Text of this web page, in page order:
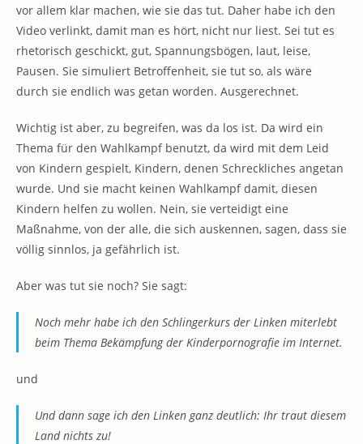
vor allem klar machen, wie sie das tut. Daher habe ich den
Video verlinkt, damit man es hört, nicht nur liest. Sei tut es
rhetorisch geschickt, gut, Spannungsbögen, laut, leise,
Pausen. Sie simuliert Betroffenheit, sie tut so, als wäre
durch sie endlich was getan worden. Ausgerechnet.
Wichtig ist aber, zu begreifen, was da los ist. Da wird ein
Thema für den Wahlkampf benutzt, da wird mit dem Leid
von Kindern gespielt, Kindern, denen Schreckliches angetan
wurde. Und sie macht keinen Wahlkampf damit, diesen
Kindern helfen zu wollen. Nein, sie verteidigt eine
Maßnahme, von der alle, die sich auskennen, sagen, dass sie
völlig sinnlos, ja gefährlich ist.
Aber was tut sie noch? Sie sagt:
Noch mehr habe ich den Schlingerkurs der Linken miterlebt
beim Thema Bekämpfung der Kinderpornografie im Internet.
und
Und dann sage ich den Linken ganz deutlich: Ihr traut diesem
Land nichts zu!